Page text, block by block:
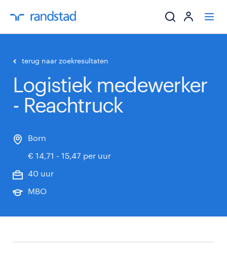
werkgevers
terug naar zoekresultaten
Logistiek medewerker
- Reachtruck
Born
€ 14,71 - 15,47 per uur
40 uur
MBO